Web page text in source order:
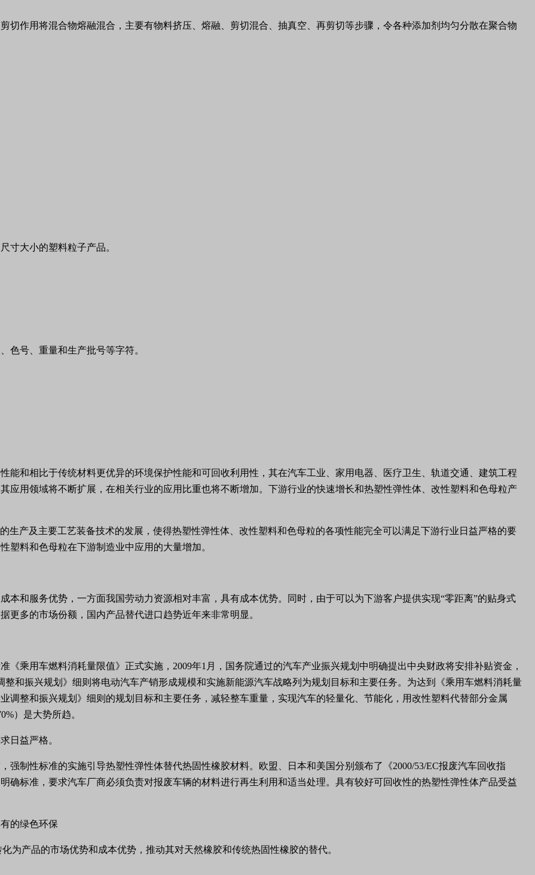
切作用将混合物熔融混合，主要有物料挤压、熔融、剪切混合、抽真空、再剪切等步骤，令各种添加剂均匀分散在聚合物
寸大小的塑料粒子产品。
色号、重量和生产批号等字符。
能和相比于传统材料更优异的环境保护性能和可回收利用性，其在汽车工业、家用电器、医疗卫生、轨道交通、建筑工程
应用领域将不断扩展，在相关行业的应用比重也将不断增加。下游行业的快速增长和热塑性弹性体、改性塑料和色母粒产
生产及主要工艺装备技术的发展，使得热塑性弹性体、改性塑料和色母粒的各项性能完全可以满足下游行业日益严格的要
塑料和色母粒在下游制造业中应用的大量增加。
本和服务优势，一方面我国劳动力资源相对丰富，具有成本优势。同时，由于可以为下游客户提供实现“零距离”的贴身式
更多的市场份额，国内产品替代进口趋势近年来非常明显。
《乘用车燃料消耗量限值》正式实施， 2009年1 月，国务院通过的汽车产业振兴规划中明确提出中央财政将安排补贴资金，
整和振兴规划》细则将电动汽车产销形成规模和实施新能源汽车战略列为规划目标和主要任务。为达到《乘用车燃料消耗量
调整和振兴规划》细则的规划目标和主要任务，减轻整车重量，实现汽车的轻量化、节能化，用改性塑料代替部分金属
）是大势所趋。
日益严格。
强制性标准的实施引导热塑性弹性体替代热固性橡胶材料。欧盟、日本和美国分别颁布了《2000/53/EC报废汽车回收指
确标准，要求汽车厂商必须负责对报废车辆的材料进行再生利用和适当处理。具有较好可回收性的热塑性弹性体产品受益
的绿色环保
为产品的市场优势和成本优势，推动其对天然橡胶和传统热固性橡胶的替代。